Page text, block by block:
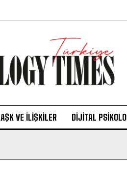
AŞK VE İLIŞKILER DIJITAL